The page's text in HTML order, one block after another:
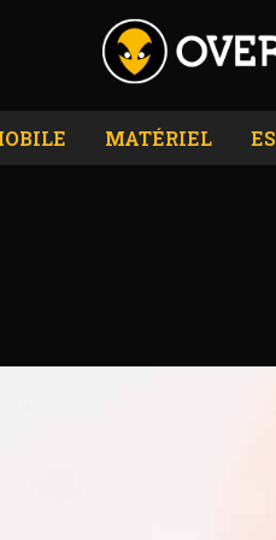
MATÉRIEL